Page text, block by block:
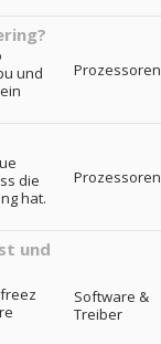
und
Prozessoren
die
hat.
Prozessoren
und
Software &
Treiber